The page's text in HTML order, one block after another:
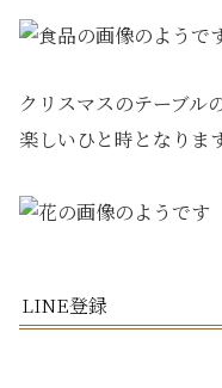
クリスマスのテーブル
楽しいひと時となりま
LINE登録